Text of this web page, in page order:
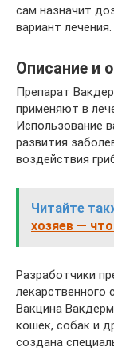
сам назначит
вариант лечения.
Описание и
Препарат
применяют в
Использование
развития
воздействия
Читайте
хозяев —
Разработчики
лекарственного
Вакцина
кошек, собак и
создана